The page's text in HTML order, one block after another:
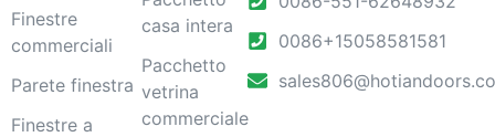
Finestre
commerciali
Parete finestra
Finestre a
casa intera
Pacchetto
vetrina
commerciale
0086+15058581581